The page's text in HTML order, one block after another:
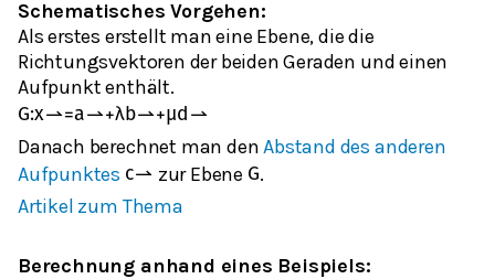
Schematisches Vorgehen:
Als erstes erstellt man eine Ebene, die die
Richtungsvektoren der beiden Geraden und einen
Aufpunkt enthält.
G:x⇀=a⇀+λb⇀+μd ⇀
Danach berechnet man denAbstand des anderen
Aufpunktes c⇀ zur Ebene G.
Artikel zum Thema
Berechnung anhand eines Beispiels: